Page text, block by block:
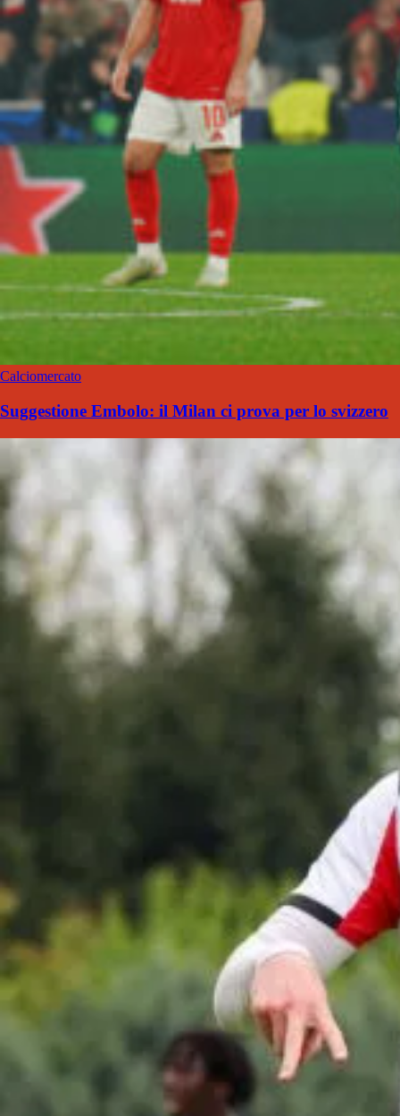
Calciomercato
Suggestione Embolo: il Milan ci prova per lo svizzero